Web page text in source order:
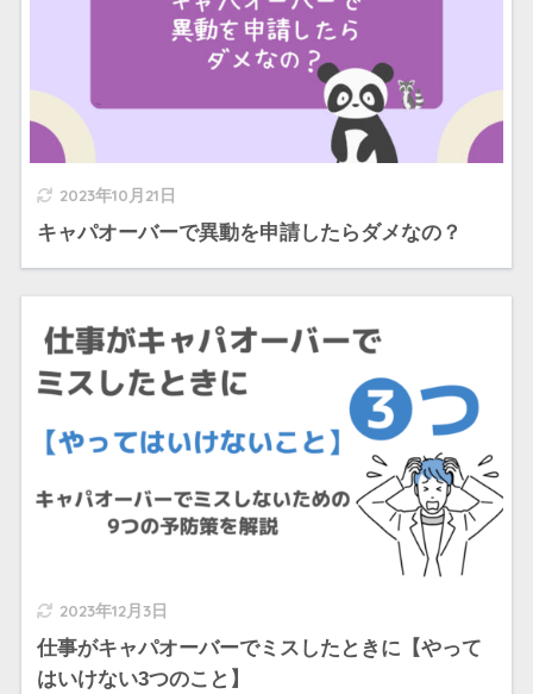
2023年10月21日
キャパオーバーで異動を申請したらダメなの？
2023年12月3日
仕事がキャパオーバーでミスしたときに【やって
はいけない3つのこと】